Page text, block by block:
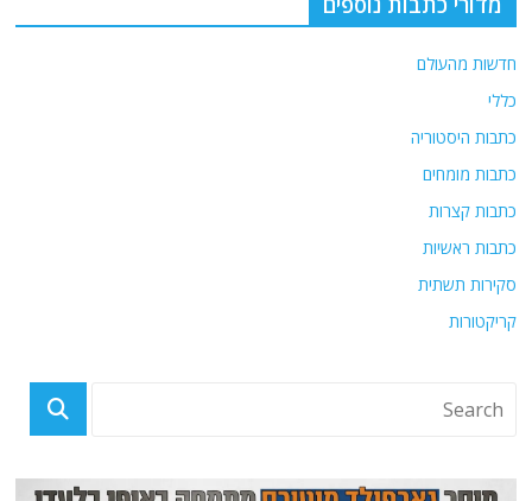
חדשות מהעולם
כללי
כתבות היסטוריה
כתבות מומחים
כתבות קצרות
כתבות ראשיות
סקירות תשתית
קריקטורות